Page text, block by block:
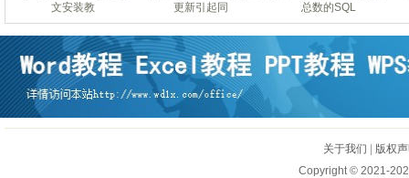
文安装教
更新引起同
总数的SQL
关于我们
版权
Copyright © 2021-